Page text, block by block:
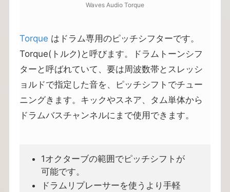
Waves Audio Torque
Torque はドラム専用のピッチシフターです。
Torque(トルク)と呼びます。ドラムトーンシフ
ターと呼ばれていて、要は周波数帯とスレッシ
ョルドで指定した音を、ピッチシフトでチュー
ニングきます。キックやスネア、タム単体から
ドラムバスチャンネルにまで使用できます。
1オクターブの範囲でピッチシフトが
可能です。
ドラムリプレーサーを使うより手軽